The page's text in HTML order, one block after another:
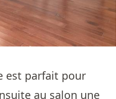
est parfait pour
au salon une